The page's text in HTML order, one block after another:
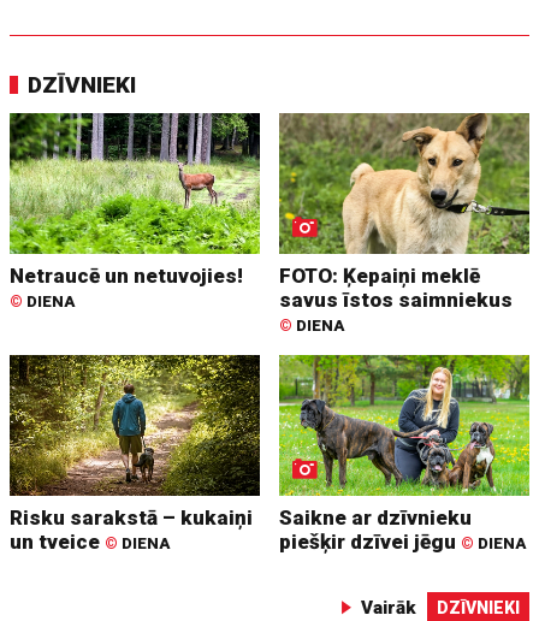
DZĪVNIEKI
Netraucē un netuvojies!
© DIENA
FOTO: Ķepaiņi meklē
savus īstos saimniekus
© DIENA
Risku sarakstā – kukaiņi
un tveice © DIENA
Saikne ar dzīvnieku
piešķir dzīvei jēgu © DIENA
Vairāk DZĪVNIEKI